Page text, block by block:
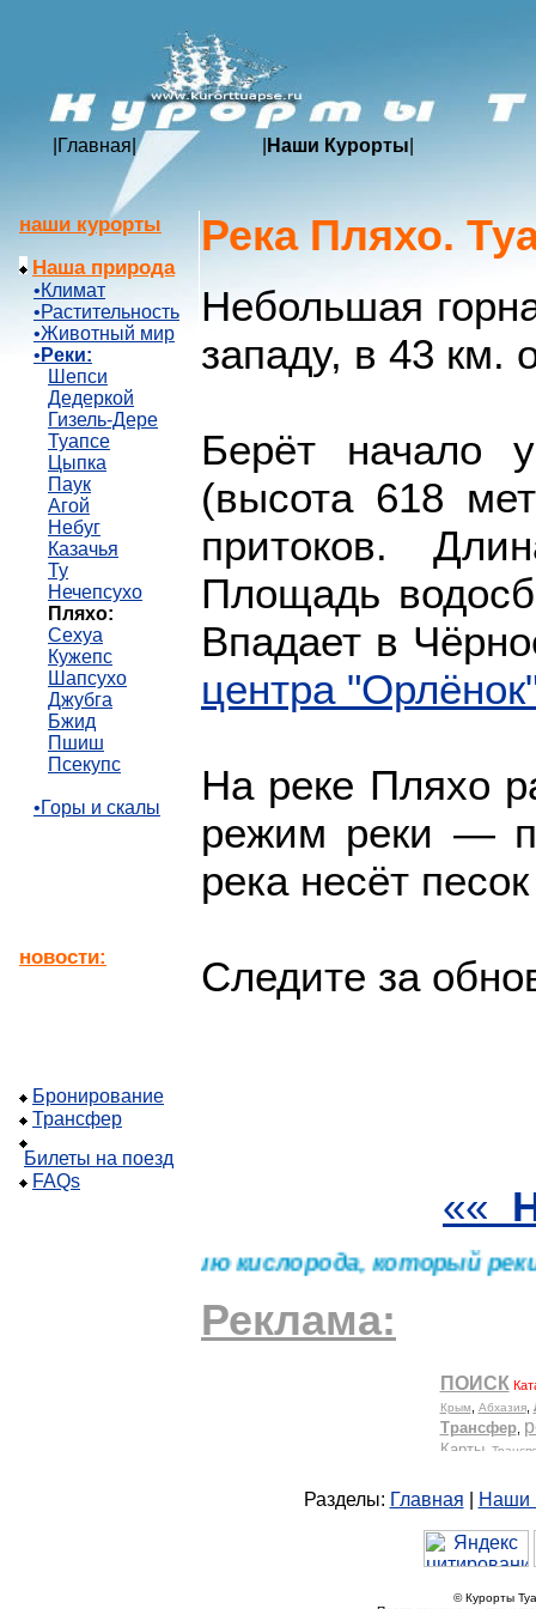
Главная Наши Курорты
наши курорты
Наша природа
•Климат
•Растительность
•Животный мир
• Реки:
Шепси
Дедеркой
Гизель-Дере
Туапсе
Цыпка
Паук
Агой
Небуг
Казачья
Ту
Нечепсухо
Пляхо:
Сехуа
Кужепс
Шапсухо
Джубга
Бжид
Пшиш
Псекупс
•Горы и скалы
новости:
Бронирование
Трансфер
Билеты на поезд
FAQs
Река Пляхо.
Небольшая
западу, в 43 км.
Берёт начало
(высота 618
притоков.
Площадь
Впадает в
центра
На реке Пляхо
режим реки —
река несёт
Следите за
««
к снижению кислорода, который
Реклама:
Разделы: Главная Наши
© Курорты